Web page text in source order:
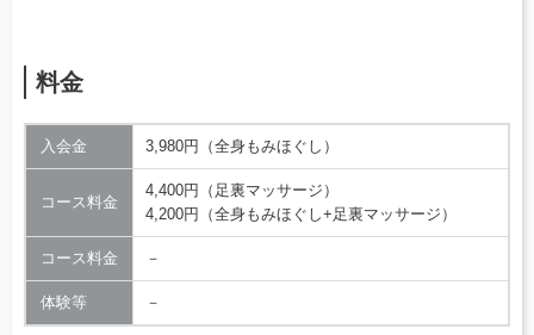
料金
入会金 3,980円（全身もみほぐし）
コース料金
4,400円（足裏マッサージ）
4,200円（全身もみほぐし+足裏マッサージ）
コース料金 －
体験等 －